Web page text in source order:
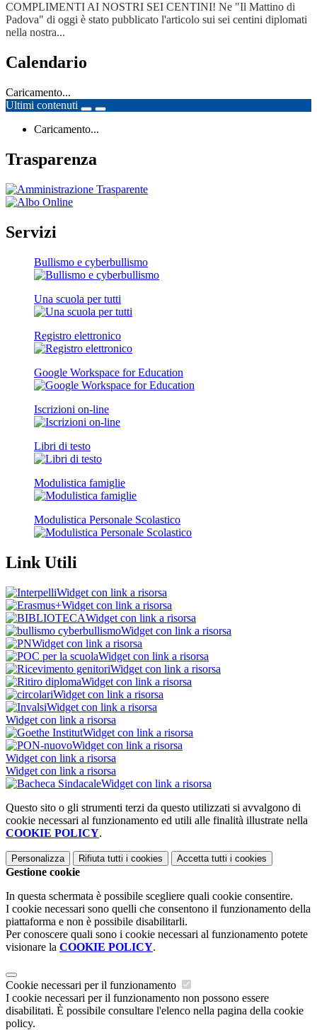
COMPLIMENTI AI NOSTRI SEI CENTINI! Ne "Il Mattino di
Padova" di oggi è stato pubblicato l'articolo sui sei centini diplomati
nella nostra...
Calendario
Caricamento...
Ultimi contenuti
Caricamento...
Trasparenza
Servizi
Bullismo e cyberbullismo
Una scuola per tutti
Registro elettronico
Google Workspace for Education
Iscrizioni on-line
Libri di testo
Modulistica famiglie
Modulistica Personale Scolastico
Link Utili
Widget con link a risorsa
Widget con link a risorsa
Widget con link a risorsa
Widget con link a risorsa
Widget con link a risorsa
Widget con link a risorsa
Widget con link a risorsa
Widget con link a risorsa
Widget con link a risorsa
Widget con link a risorsa
Widget con link a risorsa
Widget con link a risorsa
Widget con link a risorsa
Widget con link a risorsa
Widget con link a risorsa
Widget con link a risorsa
Questo sito o gli strumenti terzi da questo utilizzati si avvalgono di
cookie necessari al funzionamento ed utili alle finalità illustrate nella
COOKIE POLICY.
Personalizza Rifiuta tutti i cookies Accetta tutti i cookies
Gestione cookie
In questa schermata è possibile scegliere quali cookie consentire.
I cookie necessari sono quelli che consentono il funzionamento della
piattaforma e non è possibile disabilitarli.
Per conoscere quali sono i cookie necessari al funzionamento potete
visionare la COOKIE POLICY.
Cookie necessari per il funzionamento
I cookie necessari per il funzionamento non possono essere
disabilitati. È possibile consultare l'elenco nella pagina della cookie
policy.